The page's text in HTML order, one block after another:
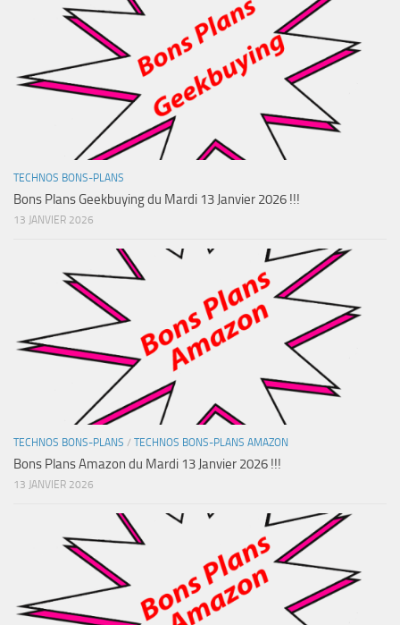
TECHNOS BONS-PLANS
Bons Plans Geekbuying du Mardi 13 Janvier 2026 !!!
13 JANVIER 2026
TECHNOS BONS-PLANS / TECHNOS BONS-PLANS AMAZON
Bons Plans Amazon du Mardi 13 Janvier 2026 !!!
13 JANVIER 2026